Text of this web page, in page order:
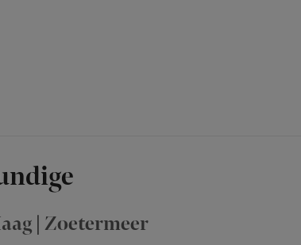
| Zoetermeer